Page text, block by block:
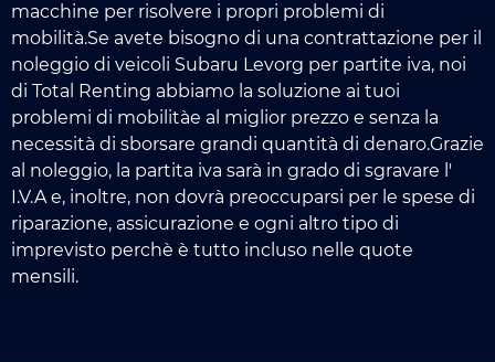
macchine per risolvere i propri problemi di
mobilità.Se avete bisogno di una contrattazione per il
noleggio di veicoli Subaru Levorg per partite iva, noi
di Total Renting abbiamo la soluzione ai tuoi
problemi di mobilitàe al miglior prezzo e senza la
necessità di sborsare grandi quantità di denaro.Grazie
al noleggio, la partita iva sarà in grado di sgravare l'
I.V.A e, inoltre, non dovrà preoccuparsi per le spese di
riparazione, assicurazione e ogni altro tipo di
imprevisto perchè è tutto incluso nelle quote
mensili.